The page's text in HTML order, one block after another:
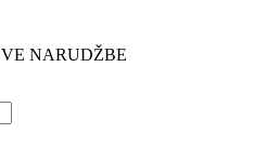
NARUDŽBE